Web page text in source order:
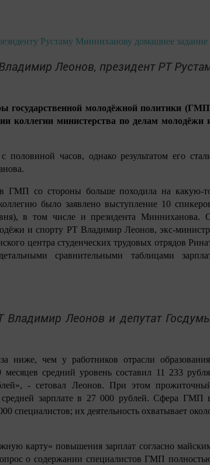
Леонов, президент РТ
государственной молодёжной политики
коллегии министерства по делам молодёжи
половиной часов, однако результатом его
ГМП со стороны больше походила на какую-
было заявлено выступление 10
в том числе и президента Минниханова.
и спорту РТ Владимир Леонов, экс-
центра студенческих трудовых отрядов
сравнительными таблицами
Владимир Леонов и депутат
ниже, чем у работников отрасли
средний уровень составил 11 233
-сетовал Леонов. При этом
зарплате в 27 000 рублей. Сфера ГМП
специалистов; их деятельность охватывает
карту» повышения зарплат согласно
о содержании специалистов ГМП